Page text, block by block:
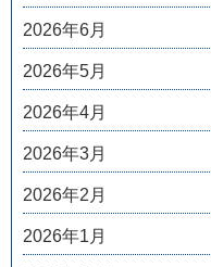
2026年6月
2026年5月
2026年4月
2026年3月
2026年2月
2026年1月